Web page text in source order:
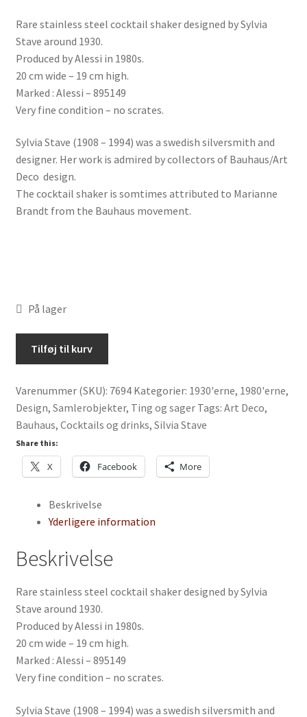
Rare stainless steel cocktail shaker designed by Sylvia
Stave around 1930.
Produced by Alessi in 1980s.
20 cm wide – 19 cm high.
Marked : Alessi – 895149
Very fine condition – no scrates.
Sylvia Stave (1908 – 1994) was a swedish silversmith and
designer. Her work is admired by collectors of Bauhaus/Art
Deco design.
The cocktail shaker is somtimes attributed to Marianne
Brandt from the Bauhaus movement.
På lager
stainless
cocktail
shaker
designed
by
Sylvia
Stave
Tilføj til kurv
Varenummer (SKU): 7694 Kategorier: 1930'erne, 1980'erne,
Design, Samlerobjekter, Ting og sager Tags: Art Deco,
Bauhaus, Cocktails og drinks, Silvia Stave
Share this:
X Facebook More
Beskrivelse
Yderligere information
Beskrivelse
Rare stainless steel cocktail shaker designed by Sylvia
Stave around 1930.
Produced by Alessi in 1980s.
20 cm wide – 19 cm high.
Marked : Alessi – 895149
Very fine condition – no scrates.
Sylvia Stave (1908 – 1994) was a swedish silversmith and